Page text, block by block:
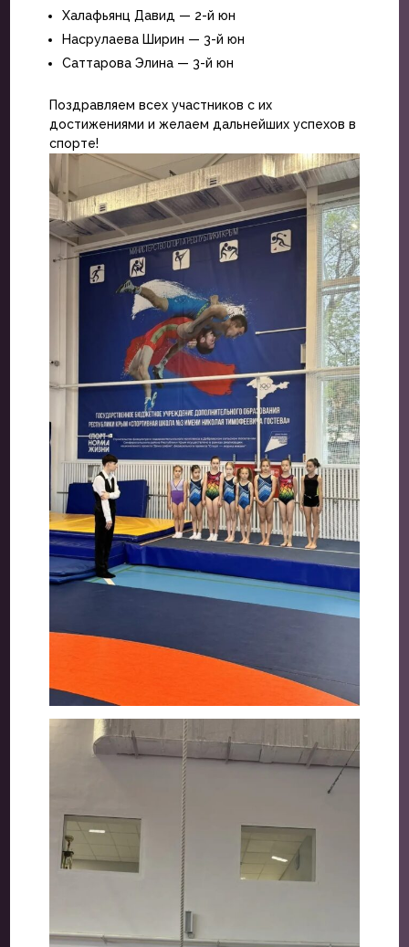
Халафьянц Давид — 2-й юн
Насрулаева Ширин — 3-й юн
Саттарова Элина — 3-й юн
Поздравляем всех участников с их
достижениями и желаем дальнейших успехов в
спорте!